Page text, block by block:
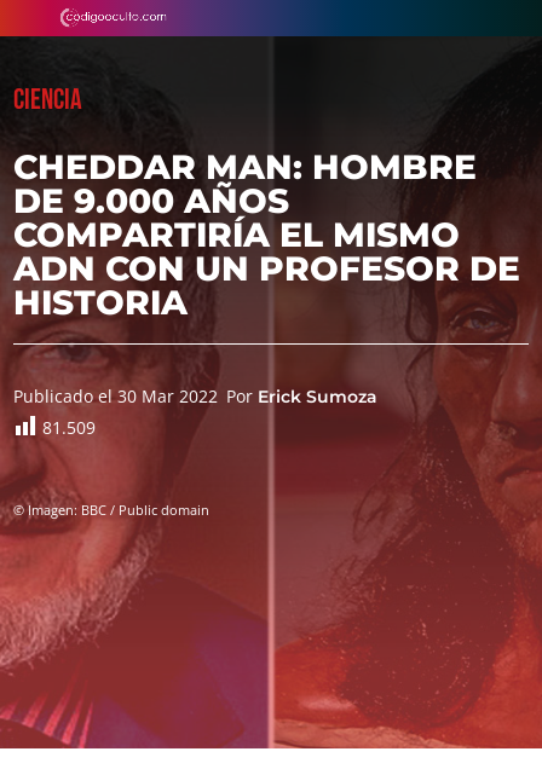
CIENCIA
CHEDDAR MAN: HOMBRE
DE 9.000 AÑOS
COMPARTIRÍA EL MISMO
ADN CON UN PROFESOR DE
HISTORIA
Publicado el 30 Mar 2022 Por Erick Sumoza
81.509
© Imagen: BBC / Public domain